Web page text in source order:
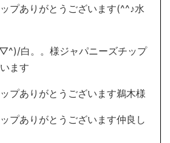
プありがとうございます(^^♪水
白。。様ジャパニーズチップ
ます
プありがとうございます鵜木様
プありがとうございます仲良し